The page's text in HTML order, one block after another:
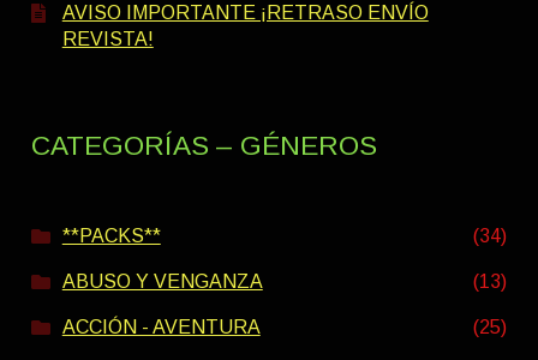
AVISO IMPORTANTE ¡RETRASO ENVÍO
REVISTA!
CATEGORÍAS – GÉNEROS
**PACKS** (34)
ABUSO Y VENGANZA (13)
ACCIÓN - AVENTURA (25)